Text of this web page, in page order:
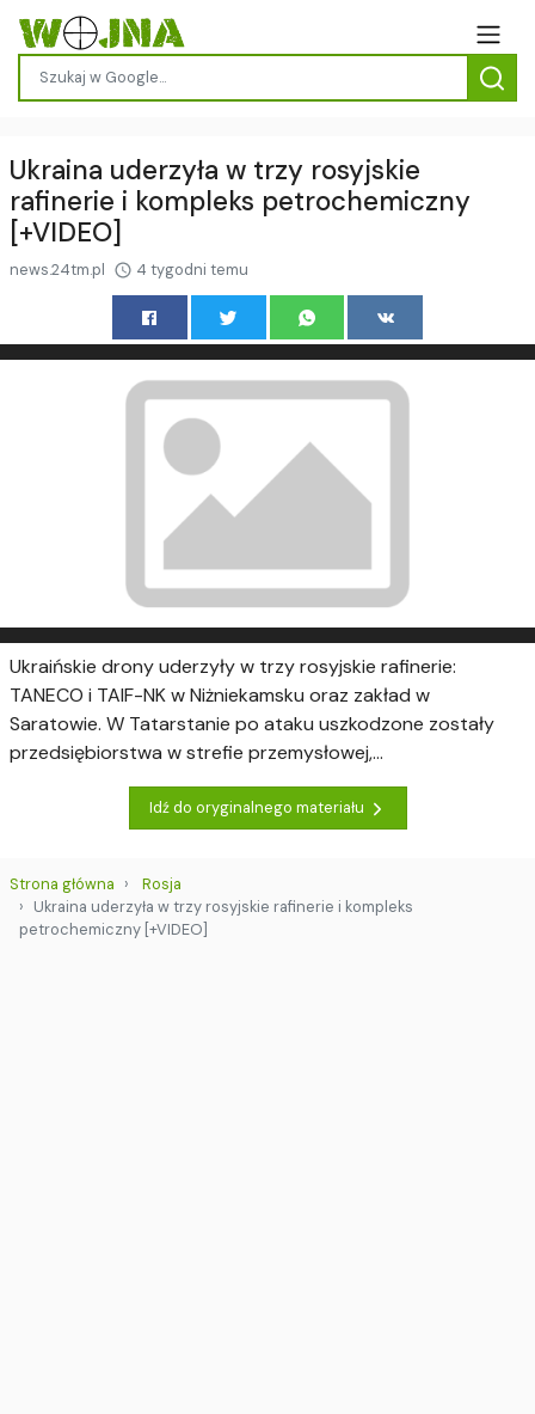
Ukraina uderzyła w trzy rosyjskie
rafinerie i kompleks petrochemiczny
[+VIDEO]
news.24tm.pl 4 tygodni temu
Ukraińskie drony uderzyły w trzy rosyjskie rafinerie:
TANECO i TAIF-NK w Niżniekamsku oraz zakład w
Saratowie. W Tatarstanie po ataku uszkodzone zostały
przedsiębiorstwa w strefie przemysłowej,...
Idź do oryginalnego materiału
Strona główna
Rosja
Ukraina uderzyła w trzy rosyjskie rafinerie i kompleks
petrochemiczny [+VIDEO]